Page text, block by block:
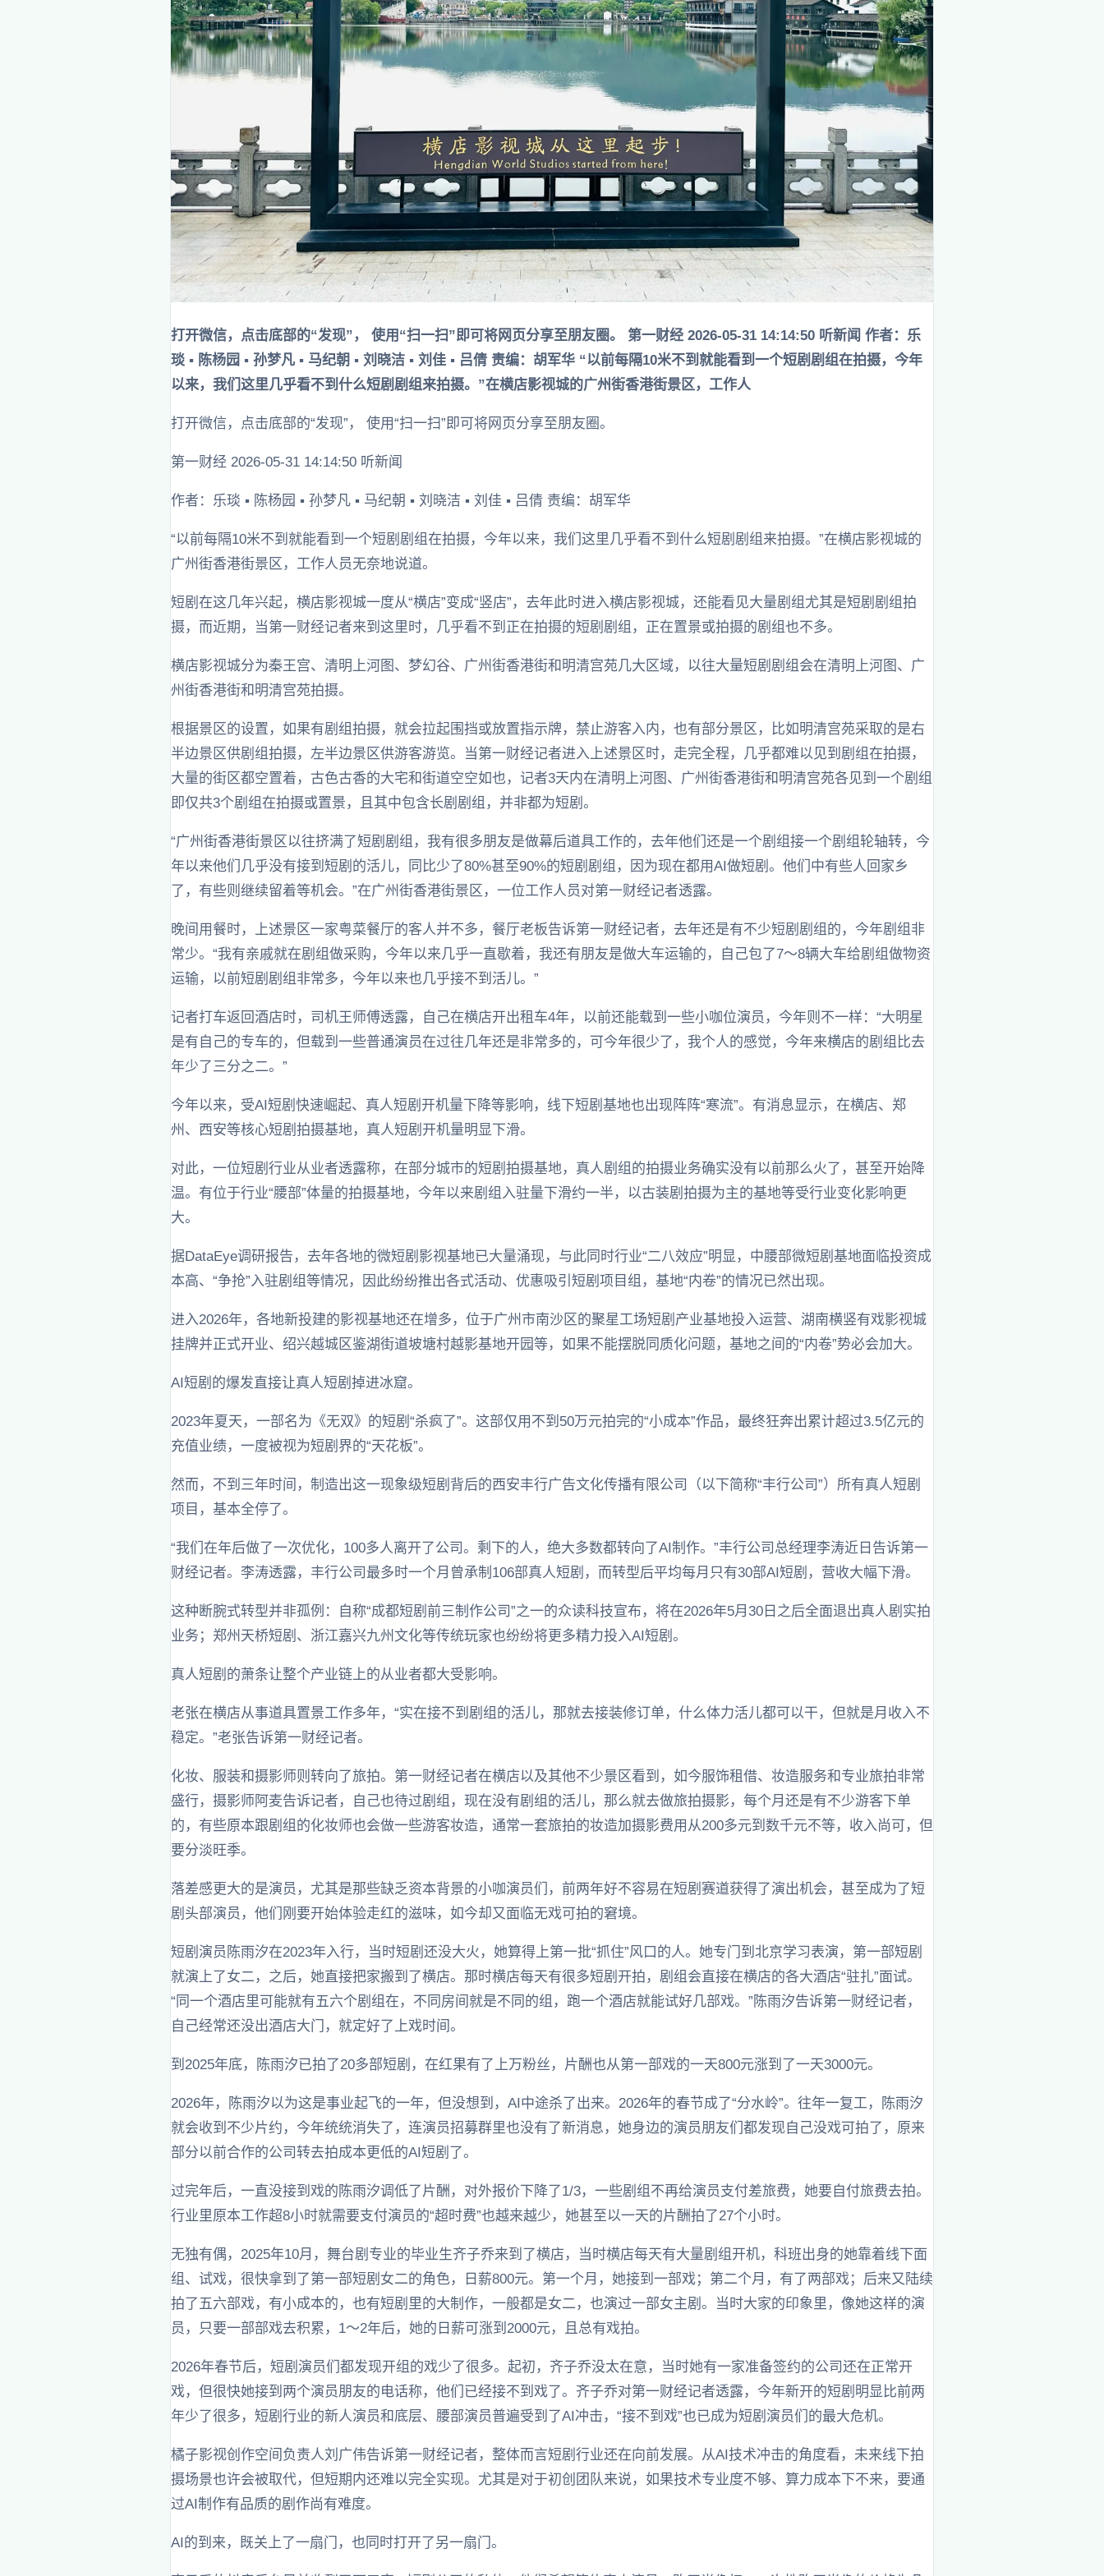
打开微信，点击底部的“发现”， 使用“扫一扫”即可将网页分享至朋友圈。 第一财经 2026-05-31 14:14:50 听新闻 作者：乐
琰 ▪ 陈杨园 ▪ 孙梦凡 ▪ 马纪朝 ▪ 刘晓洁 ▪ 刘佳 ▪ 吕倩 责编：胡军华 “以前每隔10米不到就能看到一个短剧剧组在拍摄，今年
以来，我们这里几乎看不到什么短剧剧组来拍摄。”在横店影视城的广州街香港街景区，工作人
打开微信，点击底部的“发现”， 使用“扫一扫”即可将网页分享至朋友圈。
第一财经 2026-05-31 14:14:50 听新闻
作者：乐琰 ▪ 陈杨园 ▪ 孙梦凡 ▪ 马纪朝 ▪ 刘晓洁 ▪ 刘佳 ▪ 吕倩 责编：胡军华
“以前每隔10米不到就能看到一个短剧剧组在拍摄，今年以来，我们这里几乎看不到什么短剧剧组来拍摄。”在横店影视城的
广州街香港街景区，工作人员无奈地说道。
短剧在这几年兴起，横店影视城一度从“横店”变成“竖店”，去年此时进入横店影视城，还能看见大量剧组尤其是短剧剧组拍
摄，而近期，当第一财经记者来到这里时，几乎看不到正在拍摄的短剧剧组，正在置景或拍摄的剧组也不多。
横店影视城分为秦王宫、清明上河图、梦幻谷、广州街香港街和明清宫苑几大区域，以往大量短剧剧组会在清明上河图、广
州街香港街和明清宫苑拍摄。
根据景区的设置，如果有剧组拍摄，就会拉起围挡或放置指示牌，禁止游客入内，也有部分景区，比如明清宫苑采取的是右
半边景区供剧组拍摄，左半边景区供游客游览。当第一财经记者进入上述景区时，走完全程，几乎都难以见到剧组在拍摄，
大量的街区都空置着，古色古香的大宅和街道空空如也，记者3天内在清明上河图、广州街香港街和明清宫苑各见到一个剧组
即仅共3个剧组在拍摄或置景，且其中包含长剧剧组，并非都为短剧。
“广州街香港街景区以往挤满了短剧剧组，我有很多朋友是做幕后道具工作的，去年他们还是一个剧组接一个剧组轮轴转，今
年以来他们几乎没有接到短剧的活儿，同比少了80%甚至90%的短剧剧组，因为现在都用AI做短剧。他们中有些人回家乡
了，有些则继续留着等机会。”在广州街香港街景区，一位工作人员对第一财经记者透露。
晚间用餐时，上述景区一家粤菜餐厅的客人并不多，餐厅老板告诉第一财经记者，去年还是有不少短剧剧组的，今年剧组非
常少。“我有亲戚就在剧组做采购，今年以来几乎一直歇着，我还有朋友是做大车运输的，自己包了7～8辆大车给剧组做物资
运输，以前短剧剧组非常多，今年以来也几乎接不到活儿。”
记者打车返回酒店时，司机王师傅透露，自己在横店开出租车4年，以前还能载到一些小咖位演员，今年则不一样：“大明星
是有自己的专车的，但载到一些普通演员在过往几年还是非常多的，可今年很少了，我个人的感觉，今年来横店的剧组比去
年少了三分之二。”
今年以来，受AI短剧快速崛起、真人短剧开机量下降等影响，线下短剧基地也出现阵阵“寒流”。有消息显示，在横店、郑
州、西安等核心短剧拍摄基地，真人短剧开机量明显下滑。
对此，一位短剧行业从业者透露称，在部分城市的短剧拍摄基地，真人剧组的拍摄业务确实没有以前那么火了，甚至开始降
温。有位于行业“腰部”体量的拍摄基地，今年以来剧组入驻量下滑约一半，以古装剧拍摄为主的基地等受行业变化影响更
大。
据DataEye调研报告，去年各地的微短剧影视基地已大量涌现，与此同时行业“二八效应”明显，中腰部微短剧基地面临投资成
本高、“争抢”入驻剧组等情况，因此纷纷推出各式活动、优惠吸引短剧项目组，基地“内卷”的情况已然出现。
进入2026年，各地新投建的影视基地还在增多，位于广州市南沙区的聚星工场短剧产业基地投入运营、湖南横竖有戏影视城
挂牌并正式开业、绍兴越城区鉴湖街道坡塘村越影基地开园等，如果不能摆脱同质化问题，基地之间的“内卷”势必会加大。
AI短剧的爆发直接让真人短剧掉进冰窟。
2023年夏天，一部名为《无双》的短剧“杀疯了”。这部仅用不到50万元拍完的“小成本”作品，最终狂奔出累计超过3.5亿元的
充值业绩，一度被视为短剧界的“天花板”。
然而，不到三年时间，制造出这一现象级短剧背后的西安丰行广告文化传播有限公司（以下简称“丰行公司”）所有真人短剧
项目，基本全停了。
“我们在年后做了一次优化，100多人离开了公司。剩下的人，绝大多数都转向了AI制作。”丰行公司总经理李涛近日告诉第一
财经记者。李涛透露，丰行公司最多时一个月曾承制106部真人短剧，而转型后平均每月只有30部AI短剧，营收大幅下滑。
这种断腕式转型并非孤例：自称“成都短剧前三制作公司”之一的众读科技宣布，将在2026年5月30日之后全面退出真人剧实拍
业务；郑州天桥短剧、浙江嘉兴九州文化等传统玩家也纷纷将更多精力投入AI短剧。
真人短剧的萧条让整个产业链上的从业者都大受影响。
老张在横店从事道具置景工作多年，“实在接不到剧组的活儿，那就去接装修订单，什么体力活儿都可以干，但就是月收入不
稳定。”老张告诉第一财经记者。
化妆、服装和摄影师则转向了旅拍。第一财经记者在横店以及其他不少景区看到，如今服饰租借、妆造服务和专业旅拍非常
盛行，摄影师阿麦告诉记者，自己也待过剧组，现在没有剧组的活儿，那么就去做旅拍摄影，每个月还是有不少游客下单
的，有些原本跟剧组的化妆师也会做一些游客妆造，通常一套旅拍的妆造加摄影费用从200多元到数千元不等，收入尚可，但
要分淡旺季。
落差感更大的是演员，尤其是那些缺乏资本背景的小咖演员们，前两年好不容易在短剧赛道获得了演出机会，甚至成为了短
剧头部演员，他们刚要开始体验走红的滋味，如今却又面临无戏可拍的窘境。
短剧演员陈雨汐在2023年入行，当时短剧还没大火，她算得上第一批“抓住”风口的人。她专门到北京学习表演，第一部短剧
就演上了女二，之后，她直接把家搬到了横店。那时横店每天有很多短剧开拍，剧组会直接在横店的各大酒店“驻扎”面试。
“同一个酒店里可能就有五六个剧组在，不同房间就是不同的组，跑一个酒店就能试好几部戏。”陈雨汐告诉第一财经记者，
自己经常还没出酒店大门，就定好了上戏时间。
到2025年底，陈雨汐已拍了20多部短剧，在红果有了上万粉丝，片酬也从第一部戏的一天800元涨到了一天3000元。
2026年，陈雨汐以为这是事业起飞的一年，但没想到，AI中途杀了出来。2026年的春节成了“分水岭”。往年一复工，陈雨汐
就会收到不少片约，今年统统消失了，连演员招募群里也没有了新消息，她身边的演员朋友们都发现自己没戏可拍了，原来
部分以前合作的公司转去拍成本更低的AI短剧了。
过完年后，一直没接到戏的陈雨汐调低了片酬，对外报价下降了1/3，一些剧组不再给演员支付差旅费，她要自付旅费去拍。
行业里原本工作超8小时就需要支付演员的“超时费”也越来越少，她甚至以一天的片酬拍了27个小时。
无独有偶，2025年10月，舞台剧专业的毕业生齐子乔来到了横店，当时横店每天有大量剧组开机，科班出身的她靠着线下面
组、试戏，很快拿到了第一部短剧女二的角色，日薪800元。第一个月，她接到一部戏；第二个月，有了两部戏；后来又陆续
拍了五六部戏，有小成本的，也有短剧里的大制作，一般都是女二，也演过一部女主剧。当时大家的印象里，像她这样的演
员，只要一部部戏去积累，1～2年后，她的日薪可涨到2000元，且总有戏拍。
2026年春节后，短剧演员们都发现开组的戏少了很多。起初，齐子乔没太在意，当时她有一家准备签约的公司还在正常开
戏，但很快她接到两个演员朋友的电话称，他们已经接不到戏了。齐子乔对第一财经记者透露，今年新开的短剧明显比前两
年少了很多，短剧行业的新人演员和底层、腰部演员普遍受到了AI冲击，“接不到戏”也已成为短剧演员们的最大危机。
橘子影视创作空间负责人刘广伟告诉第一财经记者，整体而言短剧行业还在向前发展。从AI技术冲击的角度看，未来线下拍
摄场景也许会被取代，但短期内还难以完全实现。尤其是对于初创团队来说，如果技术专业度不够、算力成本下不来，要通
过AI制作有品质的剧作尚有难度。
AI的到来，既关上了一扇门，也同时打开了另一扇门。